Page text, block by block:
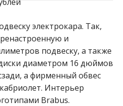
электрокара. Так,
и
подвеску, а также
диаметром 16 дюймов
а фирменный обвес
Интерьер
Brabus.